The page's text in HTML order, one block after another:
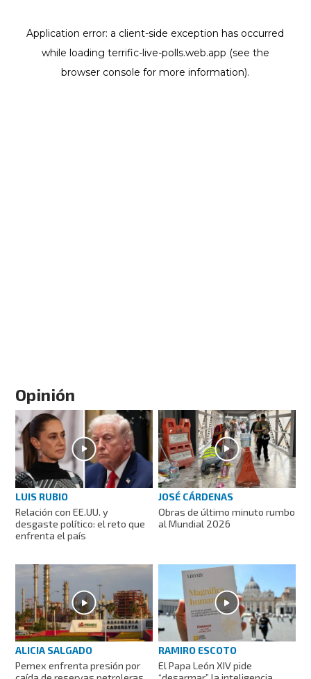
Opinión
LUIS RUBIO
Relación con EE.UU. y
desgaste político: el reto que
enfrenta el país
JOSÉ CÁRDENAS
Obras de último minuto rumbo
al Mundial 2026
ALICIA SALGADO
Pemex enfrenta presión por
RAMIRO ESCOTO
El Papa León XIV pide